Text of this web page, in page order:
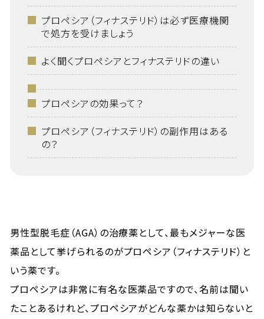
プロペシア（フィナステリド）は必ず医療機関
で処方を受けましょう
よく聞くプロペシアとフィナステリドの違い
プロペシアの効果って？
プロペシア（フィナステリド）の副作用はある
の？
男性型脱毛症（AGA）の治療薬として、最もメジャーな医
薬品として挙げられるのがプロペシア（フィナステリド）と
いう薬です。
プロペシアは非常に有名な医薬品ですので、名前は聞い
たことあるけれど、プロペシアがどんな薬かは知らないと